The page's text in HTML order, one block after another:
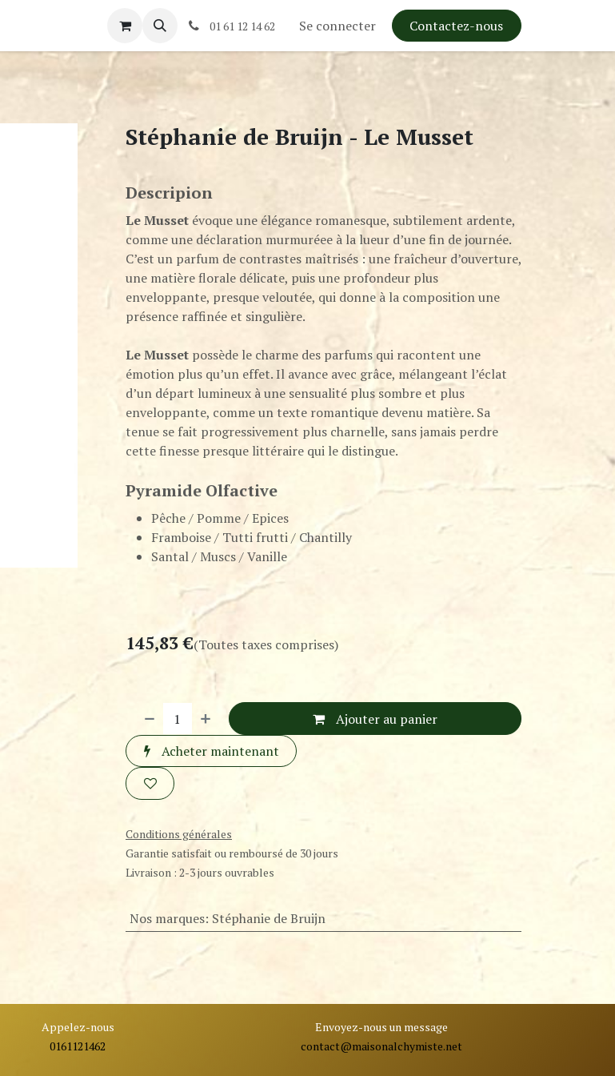
01 61 12 14 62 Se connecter Contactez-nous
Stéphanie de Bruijn - Le Musset
Descripion
Le Musset évoque une élégance romanesque, subtilement ardente,
comme une déclaration murmuréee à la lueur d’une fin de journée.
C’est un parfum de contrastes maîtrisés : une fraîcheur d’ouverture,
une matière florale délicate, puis une profondeur plus
enveloppante, presque veloutée, qui donne à la composition une
présence raffinée et singulière.
Le Musset possède le charme des parfums qui racontent une
émotion plus qu’un effet. Il avance avec grâce, mélangeant l’éclat
d’un départ lumineux à une sensualité plus sombre et plus
enveloppante, comme un texte romantique devenu matière. Sa
tenue se fait progressivement plus charnelle, sans jamais perdre
cette finesse presque littéraire qui le distingue.
Pyramide Olfactive
Pêche / Pomme / Epices
Framboise / Tutti frutti / Chantilly
Santal / Muscs / Vanille
145,83€(Toutes taxes comprises)
Ajouter au panier
Acheter maintenant
Conditions générales
Garantie satisfait ou remboursé de 30 jours
Livraison : 2-3 jours ouvrables
Nos marques: Stéphanie de Bruijn
Appelez-nous
0161121462
Envoyez-nous un message
contact@maisonalchymiste.net